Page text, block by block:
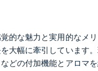
的な魅力と実用的なメ
大幅に牽引しています
どの付加機能とアロマ